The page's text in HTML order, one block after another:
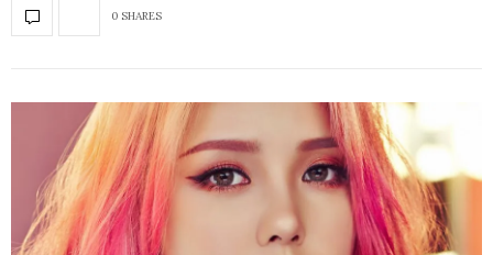
0 SHARES